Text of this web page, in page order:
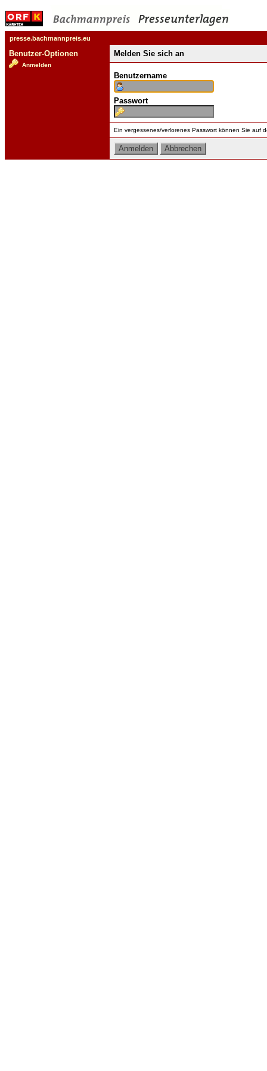
presse.bachmannpreis.eu
Benutzer-Optionen
Anmelden
Melden Sie sich an
Benutzername
Passwort
Ein vergessenes/verlorenes Passwort können Sie auf